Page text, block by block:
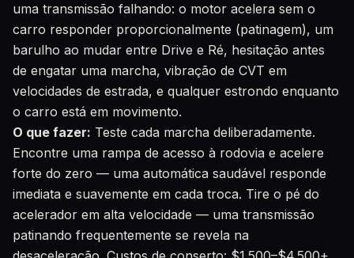
uma transmissão falhando: o motor acelera sem o
carro responder proporcionalmente (patinagem), um
barulho ao mudar entre Drive e Ré, hesitação antes
de engatar uma marcha, vibração de CVT em
velocidades de estrada, e qualquer estrondo enquanto
o carro está em movimento.
O que fazer: Teste cada marcha deliberadamente.
Encontre uma rampa de acesso à rodovia e acelere
forte do zero — uma automática saudável responde
imediata e suavemente em cada troca. Tire o pé do
acelerador em alta velocidade — uma transmissão
patinando frequentemente se revela na